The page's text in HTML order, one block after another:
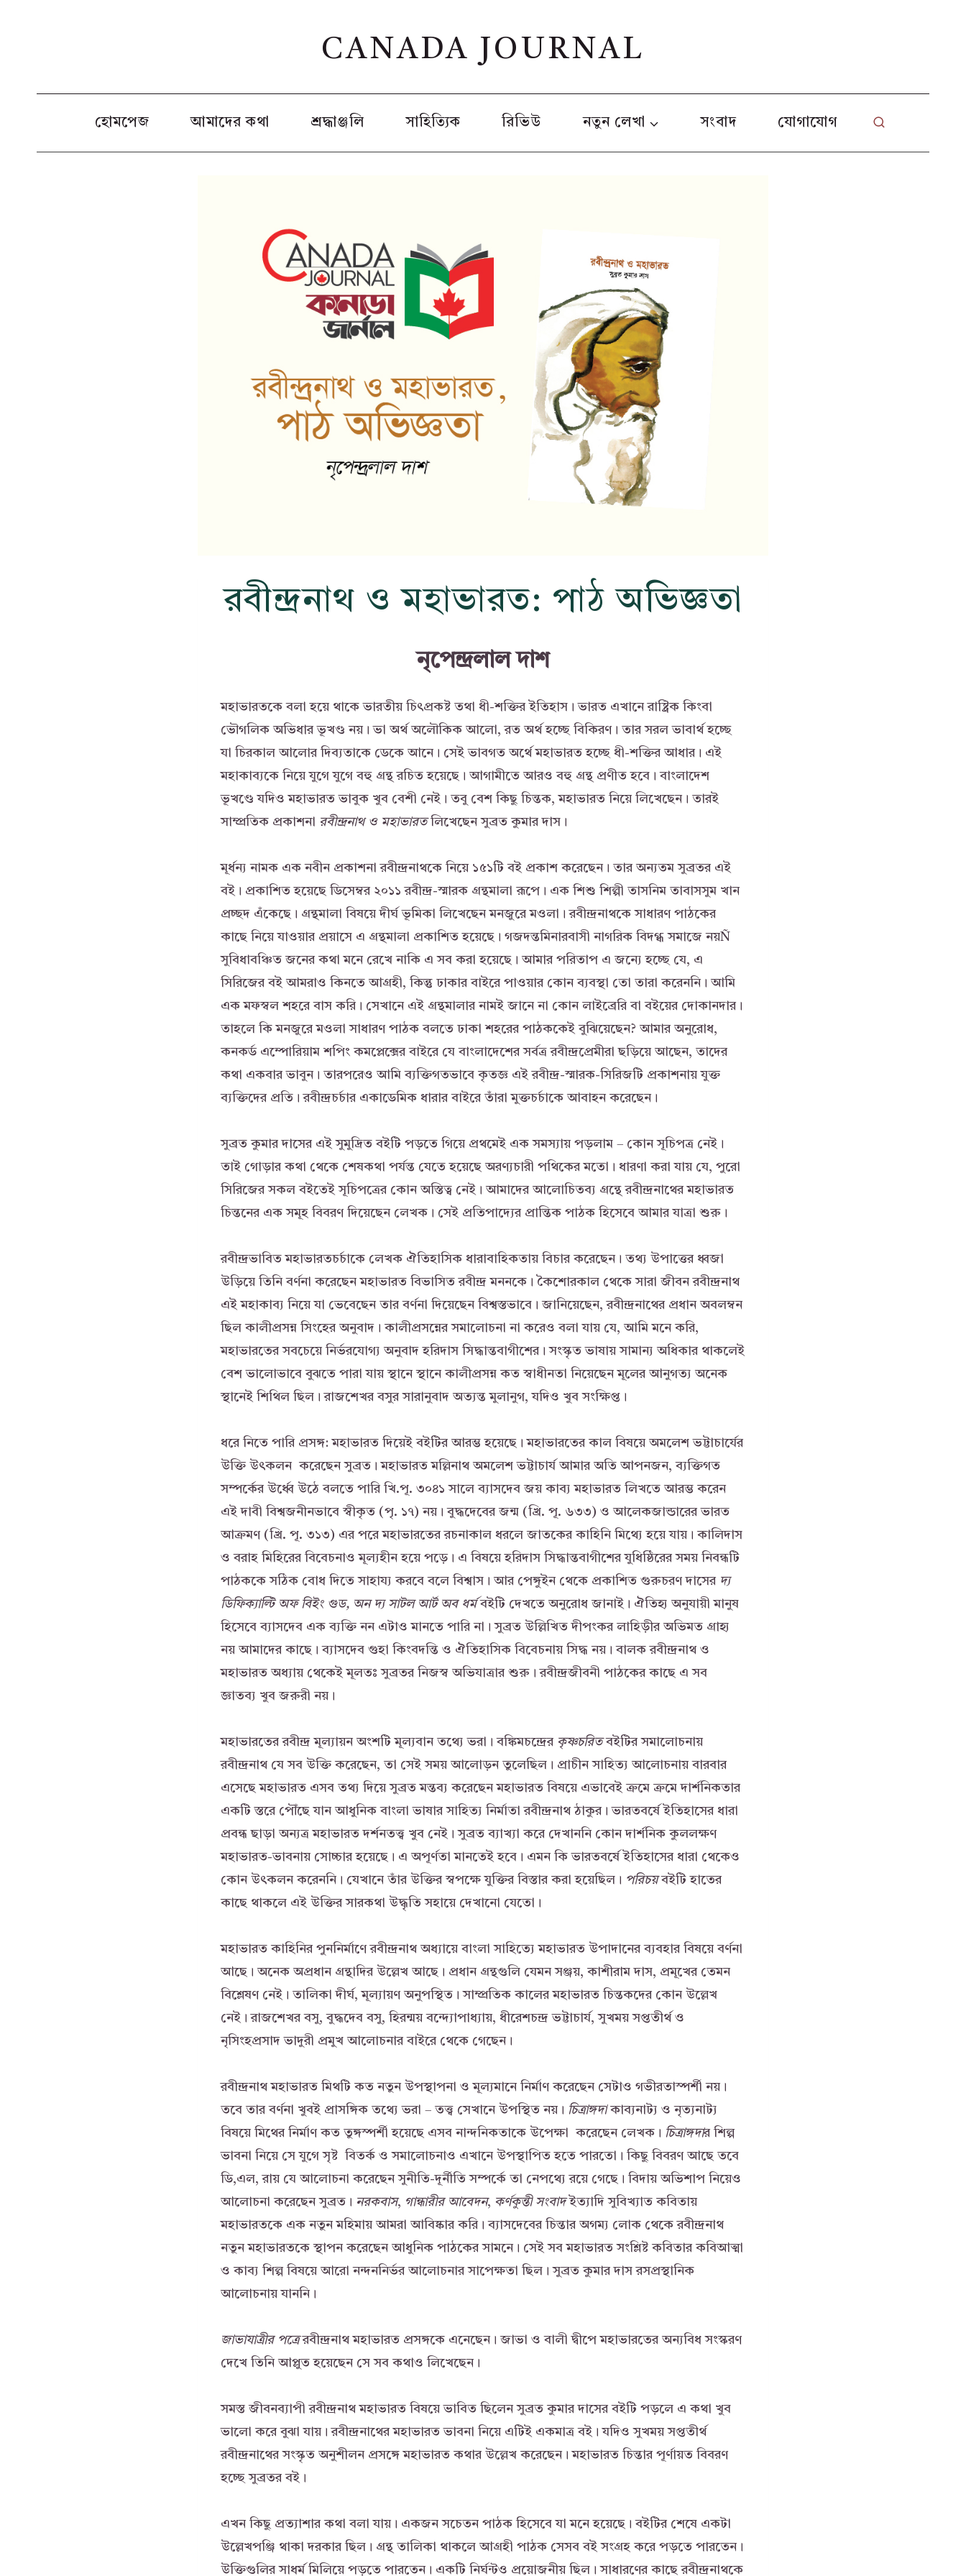
CANADA JOURNAL
হোমপেজ আমাদের কথা শ্রদ্ধাঞ্জলি সাহিত্যিক রিভিউ নতুন লেখা সংবাদ যোগাযোগ
রবীন্দ্রনাথ ও মহাভারত: পাঠ অভিজ্ঞতা
নৃপেন্দ্রলাল দাশ
মহাভারতকে বলা হয়ে থাকে ভারতীয় চিৎপ্রকষ্ট তথা ধী-শক্তির ইতিহাস। ভারত এখানে রাষ্ট্রিক কিংবা
ভৌগলিক অভিধার ভূখণ্ড নয়। ভা অর্থ অলৌকিক আলো, রত অর্থ হচ্ছে বিকিরণ। তার সরল ভাবার্থ হচ্ছে
যা চিরকাল আলোর দিব্যতাকে ডেকে আনে। সেই ভাবগত অর্থে মহাভারত হচ্ছে ধী-শক্তির আধার। এই
মহাকাব্যকে নিয়ে যুগে যুগে বহু গ্রন্থ রচিত হয়েছে। আগামীতে আরও বহু গ্রন্থ প্রণীত হবে। বাংলাদেশ
ভূখণ্ডে যদিও মহাভারত ভাবুক খুব বেশী নেই। তবু বেশ কিছু চিন্তক, মহাভারত নিয়ে লিখেছেন। তারই
সাম্প্রতিক প্রকাশনা রবীন্দ্রনাথ ও মহাভারতলিখেছেন সুব্রত কুমার দাস।
মূর্ধন্য নামক এক নবীন প্রকাশনা রবীন্দ্রনাথকে নিয়ে ১৫১টি বই প্রকাশ করেছেন। তার অন্যতম সুব্রতর এই
বই। প্রকাশিত হয়েছে ডিসেম্বর ২০১১ রবীন্দ্র-স্মারক গ্রন্থমালা রূপে। এক শিশু শিল্পী তাসনিম তাবাসসুম খান
প্রচ্ছদ এঁকেছে। গ্রন্থমালা বিষয়ে দীর্ঘ ভূমিকা লিখেছেন মনজুরে মওলা। রবীন্দ্রনাথকে সাধারণ পাঠকের
কাছে নিয়ে যাওয়ার প্রয়াসে এ গ্রন্থমালা প্রকাশিত হয়েছে। গজদন্তমিনারবাসী নাগরিক বিদগ্ধ সমাজে নয়Ñ
সুবিধাবঞ্চিত জনের কথা মনে রেখে নাকি এ সব করা হয়েছে। আমার পরিতাপ এ জন্যে হচ্ছে যে, এ
সিরিজের বই আমরাও কিনতে আগ্রহী, কিন্তু ঢাকার বাইরে পাওয়ার কোন ব্যবস্থা তো তারা করেননি। আমি
এক মফস্বল শহরে বাস করি। সেখানে এই গ্রন্থমালার নামই জানে না কোন লাইব্রেরি বা বইয়ের দোকানদার।
তাহলে কি মনজুরে মওলা সাধারণ পাঠক বলতে ঢাকা শহরের পাঠককেই বুঝিয়েছেন? আমার অনুরোধ,
কনকর্ড এম্পোরিয়াম শপিং কমপ্লেক্সের বাইরে যে বাংলাদেশের সর্বত্র রবীন্দ্রপ্রেমীরা ছড়িয়ে আছেন, তাদের
কথা একবার ভাবুন। তারপরেও আমি ব্যক্তিগতভাবে কৃতজ্ঞ এই রবীন্দ্র-স্মারক-সিরিজটি প্রকাশনায় যুক্ত
ব্যক্তিদের প্রতি। রবীন্দ্রচর্চার একাডেমিক ধারার বাইরে তাঁরা মুক্তচর্চাকে আবাহন করেছেন।
সুব্রত কুমার দাসের এই সুমুদ্রিত বইটি পড়তে গিয়ে প্রথমেই এক সমস্যায় পড়লাম – কোন সূচিপত্র নেই।
তাই গোড়ার কথা থেকে শেষকথা পর্যন্ত যেতে হয়েছে অরণ্যচারী পথিকের মতো। ধারণা করা যায় যে, পুরো
সিরিজের সকল বইতেই সূচিপত্রের কোন অস্তিত্ব নেই। আমাদের আলোচিতব্য গ্রন্থে রবীন্দ্রনাথের মহাভারত
চিন্তনের এক সমূহ বিবরণ দিয়েছেন লেখক। সেই প্রতিপাদ্যের প্রান্তিক পাঠক হিসেবে আমার যাত্রা শুরু।
রবীন্দ্রভাবিত মহাভারতচর্চাকে লেখক ঐতিহাসিক ধারাবাহিকতায় বিচার করেছেন। তথ্য উপাত্তের ধ্বজা
উড়িয়ে তিনি বর্ণনা করেছেন মহাভারত বিভাসিত রবীন্দ্র মননকে। কৈশোরকাল থেকে সারা জীবন রবীন্দ্রনাথ
এই মহাকাব্য নিয়ে যা ভেবেছেন তার বর্ণনা দিয়েছেন বিশ্বস্তভাবে। জানিয়েছেন, রবীন্দ্রনাথের প্রধান অবলম্বন
ছিল কালীপ্রসন্ন সিংহের অনুবাদ। কালীপ্রসন্নের সমালোচনা না করেও বলা যায় যে, আমি মনে করি,
মহাভারতের সবচেয়ে নির্ভরযোগ্য অনুবাদ হরিদাস সিদ্ধান্তবাগীশের। সংস্কৃত ভাষায় সামান্য অধিকার থাকলেই
বেশ ভালোভাবে বুঝতে পারা যায় স্থানে স্থানে কালীপ্রসন্ন কত স্বাধীনতা নিয়েছেন মূলের আনুগত্য অনেক
স্থানেই শিথিল ছিল। রাজশেখর বসুর সারানুবাদ অত্যন্ত মুলানুগ, যদিও খুব সংক্ষিপ্ত।
ধরে নিতে পারি প্রসঙ্গ: মহাভারত দিয়েই বইটির আরম্ভ হয়েছে। মহাভারতের কাল বিষয়ে অমলেশ ভট্টাচার্যের
উক্তি উৎকলন করেছেন সুব্রত। মহাভারত মল্লিনাথ অমলেশ ভট্টাচার্য আমার অতি আপনজন, ব্যক্তিগত
সম্পর্কের উর্ধ্বে উঠে বলতে পারি খি.পূ. ৩০৪১ সালে ব্যাসদেব জয় কাব্য মহাভারত লিখতে আরম্ভ করেন
এই দাবী বিশ্বজনীনভাবে স্বীকৃত (পৃ. ১৭) নয়। বুদ্ধদেবের জন্ম (খ্রি. পূ. ৬৩৩) ও আলেকজান্ডারের ভারত
আক্রমণ (খ্রি. পূ. ৩১৩) এর পরে মহাভারতের রচনাকাল ধরলে জাতকের কাহিনি মিথ্যে হয়ে যায়। কালিদাস
ও বরাহ মিহিরের বিবেচনাও মূল্যহীন হয়ে পড়ে। এ বিষয়ে হরিদাস সিদ্ধান্তবাগীশের যুধিষ্ঠিরের সময় নিবন্ধটি
পাঠককে সঠিক বোধ দিতে সাহায্য করবে বলে বিশ্বাস। আর পেঙ্গুইন থেকে প্রকাশিত গুরুচরণ দাসের দ্য
ডিফিক্যাল্টি অফ বিইং গুড, অন দ্য সাটল আর্ট অব ধর্মবইটি দেখতে অনুরোধ জানাই। ঐতিহ্য অনুযায়ী মানুষ
হিসেবে ব্যাসদেব এক ব্যক্তি নন এটাও মানতে পারি না। সুব্রত উল্লিখিত দীপংকর লাহিড়ীর অভিমত গ্রাহ্য
নয় আমাদের কাছে। ব্যাসদেব গুহা কিংবদন্তি ও ঐতিহাসিক বিবেচনায় সিদ্ধ নয়। বালক রবীন্দ্রনাথ ও
মহাভারত অধ্যায় থেকেই মূলতঃ সুব্রতর নিজস্ব অভিযাত্রার শুরু। রবীন্দ্রজীবনী পাঠকের কাছে এ সব
জ্ঞাতব্য খুব জরুরী নয়।
মহাভারতের রবীন্দ্র মূল্যায়ন অংশটি মূল্যবান তথ্যে ভরা। বঙ্কিমচন্দ্রের কৃষ্ণচরিতবইটির সমালোচনায়
রবীন্দ্রনাথ যে সব উক্তি করেছেন, তা সেই সময় আলোড়ন তুলেছিল। প্রাচীন সাহিত্য আলোচনায় বারবার
এসেছে মহাভারত এসব তথ্য দিয়ে সুব্রত মন্তব্য করেছেন মহাভারত বিষয়ে এভাবেই ক্রমে ক্রমে দার্শনিকতার
একটি স্তরে পৌঁছে যান আধুনিক বাংলা ভাষার সাহিত্য নির্মাতা রবীন্দ্রনাথ ঠাকুর। ভারতবর্ষে ইতিহাসের ধারা
প্রবন্ধ ছাড়া অন্যত্র মহাভারত দর্শনতত্ত্ব খুব নেই। সুব্রত ব্যাখ্যা করে দেখাননি কোন দার্শনিক কুললক্ষণ
মহাভারত-ভাবনায় সোচ্চার হয়েছে। এ অপূর্ণতা মানতেই হবে। এমন কি ভারতবর্ষে ইতিহাসের ধারা থেকেও
কোন উৎকলন করেননি। যেখানে তাঁর উক্তির স্বপক্ষে যুক্তির বিস্তার করা হয়েছিল। পরিচয়বইটি হাতের
কাছে থাকলে এই উক্তির সারকথা উদ্ধৃতি সহায়ে দেখানো যেতো।
মহাভারত কাহিনির পুননির্মাণে রবীন্দ্রনাথ অধ্যায়ে বাংলা সাহিত্যে মহাভারত উপাদানের ব্যবহার বিষয়ে বর্ণনা
আছে। অনেক অপ্রধান গ্রন্থাদির উল্লেখ আছে। প্রধান গ্রন্থগুলি যেমন সঞ্জয়, কাশীরাম দাস, প্রমূখের তেমন
বিশ্লেষণ নেই। তালিকা দীর্ঘ, মূল্যায়ণ অনুপস্থিত। সাম্প্রতিক কালের মহাভারত চিন্তকদের কোন উল্লেখ
নেই। রাজশেখর বসু, বুদ্ধদেব বসু, হিরন্ময় বন্দ্যোপাধ্যায়, ধীরেশচন্দ্র ভট্টাচার্য, সুখময় সপ্ততীর্থ ও
নৃসিংহপ্রসাদ ভাদুরী প্রমুখ আলোচনার বাইরে থেকে গেছেন।
রবীন্দ্রনাথ মহাভারত মিথটি কত নতুন উপস্থাপনা ও মূল্যমানে নির্মাণ করেছেন সেটাও গভীরতাস্পর্শী নয়।
তবে তার বর্ণনা খুবই প্রাসঙ্গিক তথ্যে ভরা – তত্ত্ব সেখানে উপস্থিত নয়। চিত্রাঙ্গদাকাব্যনাট্য ও নৃত্যনাট্য
বিষয়ে মিথের নির্মাণ কত তুঙ্গস্পর্শী হয়েছে এসব নান্দনিকতাকে উপেক্ষা করেছেন লেখক। চিত্রাঙ্গদার শিল্প
ভাবনা নিয়ে সে যুগে সৃষ্ট বিতর্ক ও সমালোচনাও এখানে উপস্থাপিত হতে পারতো। কিছু বিবরণ আছে তবে
ডি,এল, রায় যে আলোচনা করেছেন সুনীতি-দূর্নীতি সম্পর্কে তা নেপথ্যে রয়ে গেছে। বিদায় অভিশাপ নিয়েও
আলোচনা করেছেন সুব্রত। নরকবাস, গান্ধারীর আবেদন, কর্ণকুন্তী সংবাদইত্যাদি সুবিখ্যাত কবিতায়
মহাভারতকে এক নতুন মহিমায় আমরা আবিষ্কার করি। ব্যাসদেবের চিন্তার অগম্য লোক থেকে রবীন্দ্রনাথ
নতুন মহাভারতকে স্থাপন করেছেন আধুনিক পাঠকের সামনে। সেই সব মহাভারত সংশ্লিষ্ট কবিতার কবিআত্মা
ও কাব্য শিল্প বিষয়ে আরো নন্দননির্ভর আলোচনার সাপেক্ষতা ছিল। সুব্রত কুমার দাস রসপ্রস্থানিক
আলোচনায় যাননি।
জাভাযাত্রীর পত্রেরবীন্দ্রনাথ মহাভারত প্রসঙ্গকে এনেছেন। জাভা ও বালী দ্বীপে মহাভারতের অন্যবিধ সংস্করণ
দেখে তিনি আপ্লুত হয়েছেন সে সব কথাও লিখেছেন।
সমস্ত জীবনব্যাপী রবীন্দ্রনাথ মহাভারত বিষয়ে ভাবিত ছিলেন সুব্রত কুমার দাসের বইটি পড়লে এ কথা খুব
ভালো করে বুঝা যায়। রবীন্দ্রনাথের মহাভারত ভাবনা নিয়ে এটিই একমাত্র বই। যদিও সুখময় সপ্ততীর্থ
রবীন্দ্রনাথের সংস্কৃত অনুশীলন প্রসঙ্গে মহাভারত কথার উল্লেখ করেছেন। মহাভারত চিন্তার পূর্ণায়ত বিবরণ
হচ্ছে সুব্রতর বই।
এখন কিছু প্রত্যাশার কথা বলা যায়। একজন সচেতন পাঠক হিসেবে যা মনে হয়েছে। বইটির শেষে একটা
উল্লেখপঞ্জি থাকা দরকার ছিল। গ্রন্থ তালিকা থাকলে আগ্রহী পাঠক সেসব বই সংগ্রহ করে পড়তে পারতেন।
উক্তিগুলির সাধর্ম মিলিয়ে পড়তে পারতেন। একটি নির্ঘন্টও প্রয়োজনীয় ছিল। সাধারণের কাছে রবীন্দ্রনাথকে